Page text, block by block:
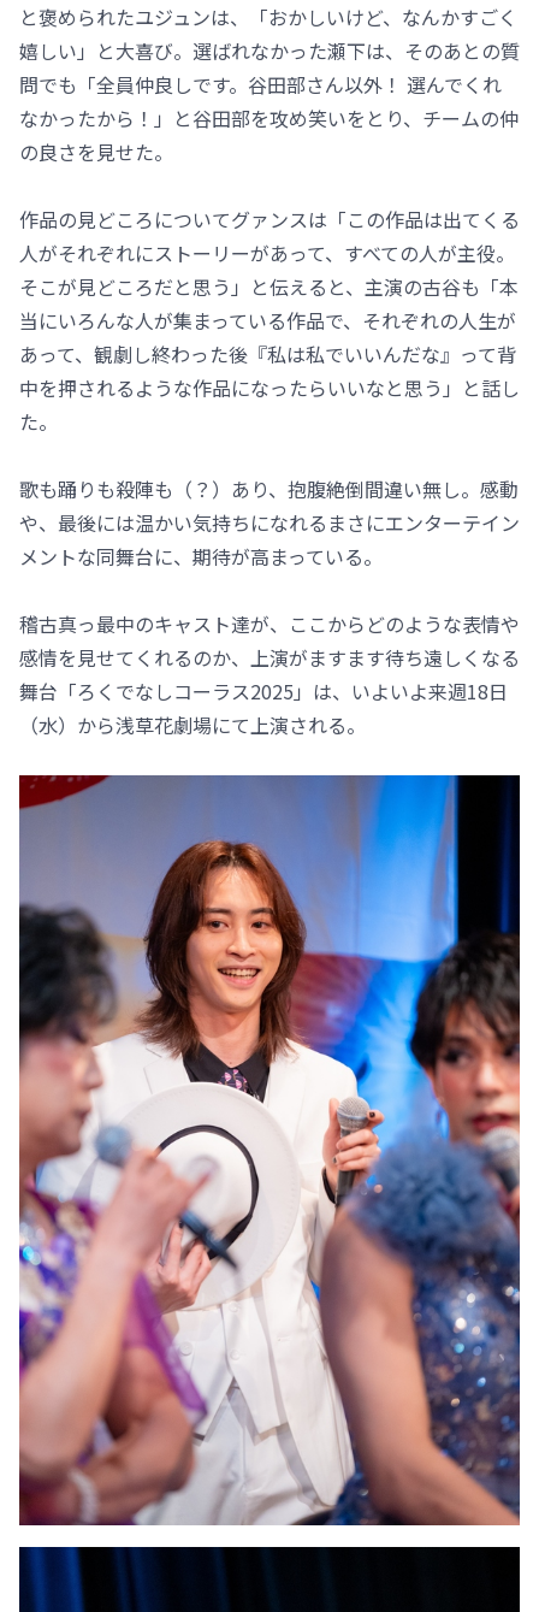
と褒められたユジュンは、「おかしいけど、なんかすごく
嬉しい」と大喜び。選ばれなかった瀬下は、そのあとの質
問でも「全員仲良しです。谷田部さん以外！ 選んでくれ
なかったから！」と谷田部を攻め笑いをとり、チームの仲
の良さを見せた。
作品の見どころについてグァンスは「この作品は出てくる
人がそれぞれにストーリーがあって、すべての人が主役。
そこが見どころだと思う」と伝えると、主演の古谷も「本
当にいろんな人が集まっている作品で、それぞれの人生が
あって、観劇し終わった後『私は私でいいんだな』って背
中を押されるような作品になったらいいなと思う」と話し
た。
歌も踊りも殺陣も（？）あり、抱腹絶倒間違い無し。感動
や、最後には温かい気持ちになれるまさにエンターテイン
メントな同舞台に、期待が高まっている。
稽古真っ最中のキャスト達が、ここからどのような表情や
感情を見せてくれるのか、上演がますます待ち遠しくなる
舞台「ろくでなしコーラス2025」は、いよいよ来週18日
（水）から浅草花劇場にて上演される。